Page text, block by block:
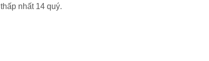
thấp nhất 14 quý.